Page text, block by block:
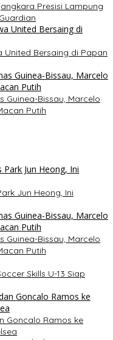
Presisi Lampung
United Bersaing di Papan
Guinea-Bissau, Marcelo
Putih
Jun Heong, Ini
Guinea-Bissau, Marcelo
Putih
Skills U-13 Siap
Goncalo Ramos ke